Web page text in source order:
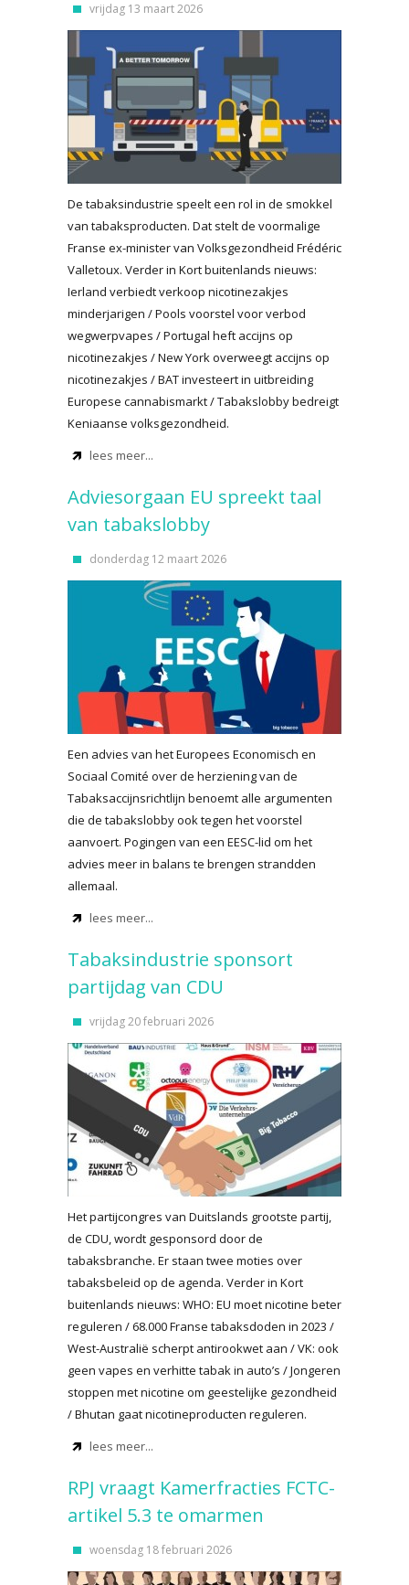
vrijdag 13 maart 2026
De tabaksindustrie speelt een rol in de smokkel
van tabaksproducten. Dat stelt de voormalige
Franse ex-minister van Volksgezondheid Frédéric
Valletoux. Verder in Kort buitenlands nieuws:
Ierland verbiedt verkoop nicotinezakjes
minderjarigen / Pools voorstel voor verbod
wegwerpvapes / Portugal heft accijns op
nicotinezakjes / New York overweegt accijns op
nicotinezakjes / BAT investeert in uitbreiding
Europese cannabismarkt / Tabakslobby bedreigt
Keniaanse volksgezondheid.
lees meer...
Adviesorgaan EU spreekt taal
van tabakslobby
donderdag 12 maart 2026
Een advies van het Europees Economisch en
Sociaal Comité over de herziening van de
Tabaksaccijnsrichtlijn benoemt alle argumenten
die de tabakslobby ook tegen het voorstel
aanvoert. Pogingen van een EESC-lid om het
advies meer in balans te brengen strandden
allemaal.
lees meer...
Tabaksindustrie sponsort
partijdag van CDU
vrijdag 20 februari 2026
Het partijcongres van Duitslands grootste partij,
de CDU, wordt gesponsord door de
tabaksbranche. Er staan twee moties over
tabaksbeleid op de agenda. Verder in Kort
buitenlands nieuws: WHO: EU moet nicotine beter
reguleren / 68.000 Franse tabaksdoden in 2023 /
West-Australië scherpt antirookwet aan / VK: ook
geen vapes en verhitte tabak in auto’s / Jongeren
stoppen met nicotine om geestelijke gezondheid
/ Bhutan gaat nicotineproducten reguleren.
lees meer...
RPJ vraagt Kamerfracties FCTC-
artikel 5.3 te omarmen
woensdag 18 februari 2026